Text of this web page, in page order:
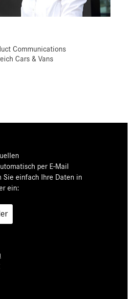
Communications
Cars & Vans
per E-Mail
Sie einfach Ihre Daten in
ein: